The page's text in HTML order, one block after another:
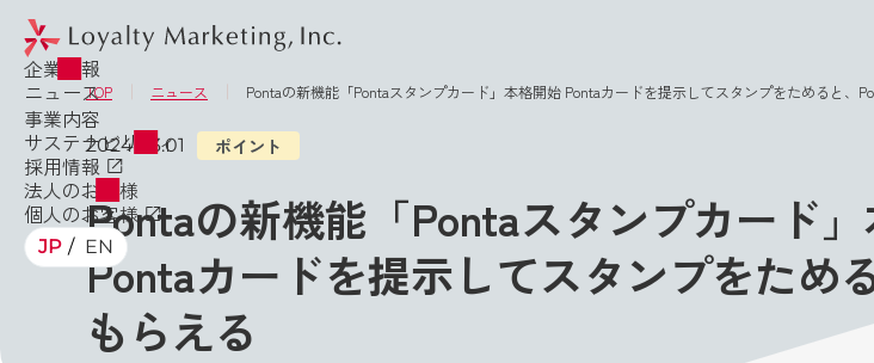
企業情報
ニュース
事業内容
サステナビリティ
採用情報
法人のお客様
個人のお客様
JP EN
TOP ニュース Pontaの新機能「Pontaスタンプカード」本格開始 Pontaカードを提示してスタンプをためると、
2024.03.01 ポイント
Pontaの新機能「Pontaスタンプカード
Pontaカードを提示してスタンプをため
もらえる